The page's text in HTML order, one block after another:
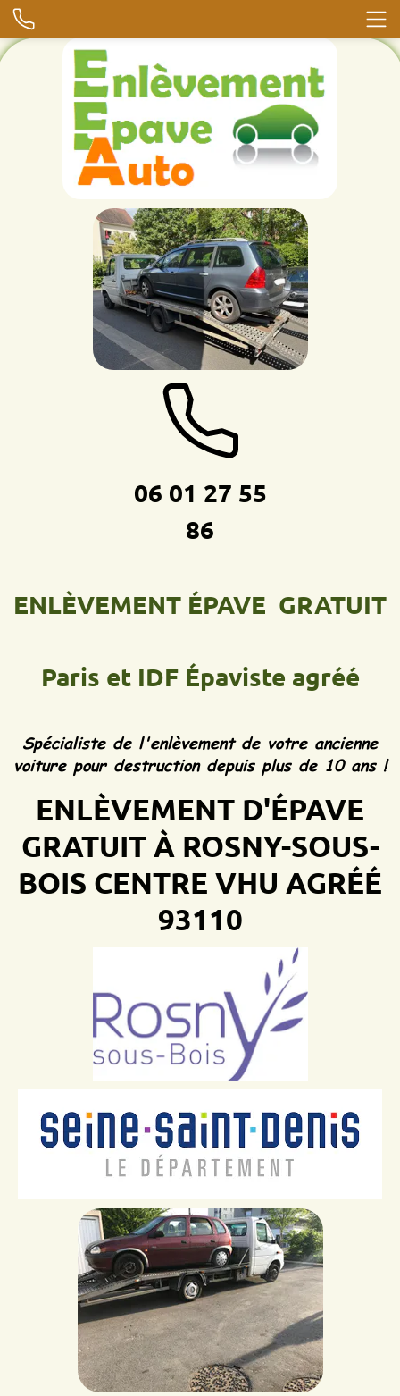
06 01 27 55
86
ENLÈVEMENT ÉPAVE GRATUIT
Paris et IDF Épaviste agréé
Spécialiste de l'enlèvement de votre ancienne
voiture pour destruction depuis plus de 10 ans !
ENLÈVEMENT D'ÉPAVE
GRATUIT À ROSNY-SOUS-
BOIS CENTRE VHU AGRÉÉ
93110